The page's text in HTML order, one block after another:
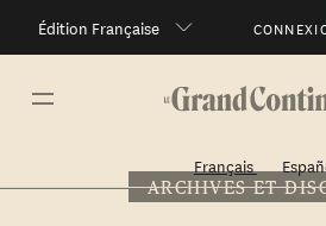
Édition Française
Français
ARCHIVES ET